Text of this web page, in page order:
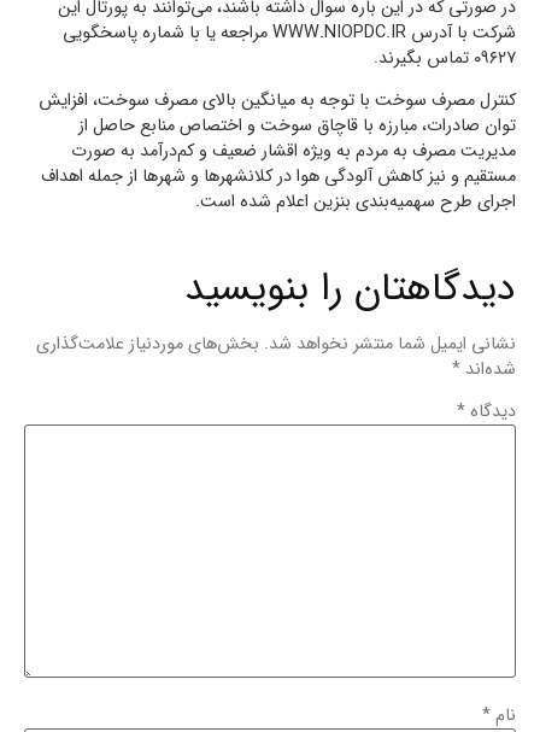
در صورتی که در این باره سوال داشته باشند، می‌توانند به پورتال این
شرکت با آدرس WWW.NIOPDC.IR مراجعه یا با شماره پاسخگویی
۰۹۶۲۷ تماس بگیرند.
کنترل مصرف سوخت با توجه به میانگین بالای مصرف سوخت، افزایش
توان صادرات، مبارزه با قاچاق سوخت و اختصاص منابع حاصل از
مدیریت مصرف به مردم به ویژه اقشار ضعیف و کم‌درآمد به صورت
مستقیم و نیز کاهش آلودگی هوا در کلانشهرها و شهرها از جمله اهداف
اجرای طرح سهمیه‌بندی بنزین اعلام شده است.
دیدگاهتان را بنویسید
نشانی ایمیل شما منتشر نخواهد شد. بخش‌های موردنیاز علامت‌گذاری
شده‌اند *
دیدگاه *
نام*